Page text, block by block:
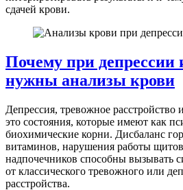
сдачей крови.
Почему при депрессии
нужны анализы крови
Депрессия, тревожное
это состояния, которые имеют как
биохимические корни. Дисбаланс
витаминов, нарушения работы
надпочечников способны вызывать
от классического тревожного или
расстройства.